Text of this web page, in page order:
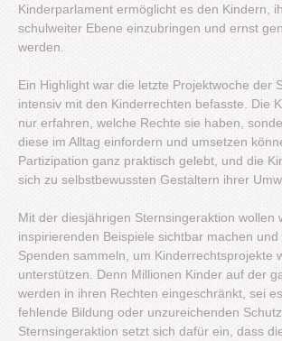
Kinderparlament ermöglicht es den Kindern,
schulweiter Ebene einzubringen und ernst
werden.
Ein Highlight war die letzte Projektwoche der
intensiv mit den Kinderrechten befasste. Die
nur erfahren, welche Rechte sie haben,
diese im Alltag einfordern und umsetzen
Partizipation ganz praktisch gelebt, und die
sich zu selbstbewussten Gestaltern ihrer
Mit der diesjährigen Sternsingeraktion wollen
inspirierenden Beispiele sichtbar machen und
Spenden sammeln, um Kinderrechtsprojekte
unterstützen. Denn Millionen Kinder auf der
werden in ihren Rechten eingeschränkt, sei
fehlende Bildung oder unzureichenden
Sternsingeraktion setzt sich dafür ein, dass